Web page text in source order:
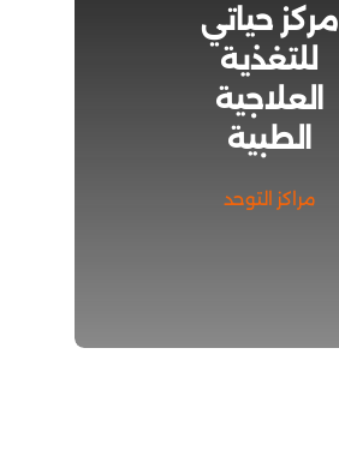
مركز حياتي
للتغذية
العلاجية
الطبية
مراكز التوحد